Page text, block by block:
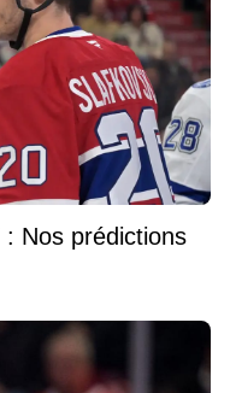
: Nos prédictions